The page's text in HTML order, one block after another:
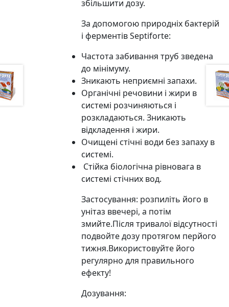
збільшити дозу.
За допомогою природніх бактерій
і ферментів Septiforte:
Частота забивання труб зведена
до мінімуму.
Зникають неприємні запахи.
Органічні речовини і жири в
системі розчиняються і
розкладаються. Зникають
відкладення і жири.
Очищені стічні води без запаху в
системі.
Стійка біологічна рівновага в
системі стічних вод.
Застосування: розпиліть його в
унітаз ввечері, а потім
змийте.Після тривалої відсутності
подвойте дозу протягом перйого
тижня.Використовуйте його
регулярно для правильного
ефекту!
Дозування: